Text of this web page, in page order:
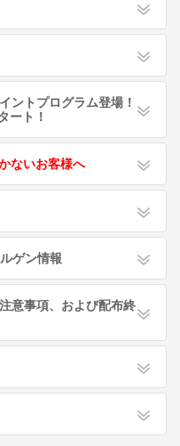
ントプログラム登場！
ート！
ないお客様へ
ゲン情報
意事項、および配布終